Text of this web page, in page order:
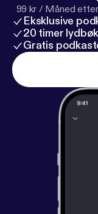
99 kr / Måned
Eksklusive
20 timer
Gratis